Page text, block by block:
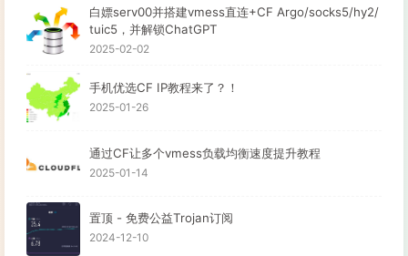
白嫖serv00并搭建vmess直连+CF Argo/socks5/hy2/
tuic5，并解锁ChatGPT
2025-02-02
手机优选CF IP教程来了？！
2025-01-26
通过CF让多个vmess负载均衡速度提升教程
2025-01-14
置顶 - 免费公益Trojan订阅
2024-12-10